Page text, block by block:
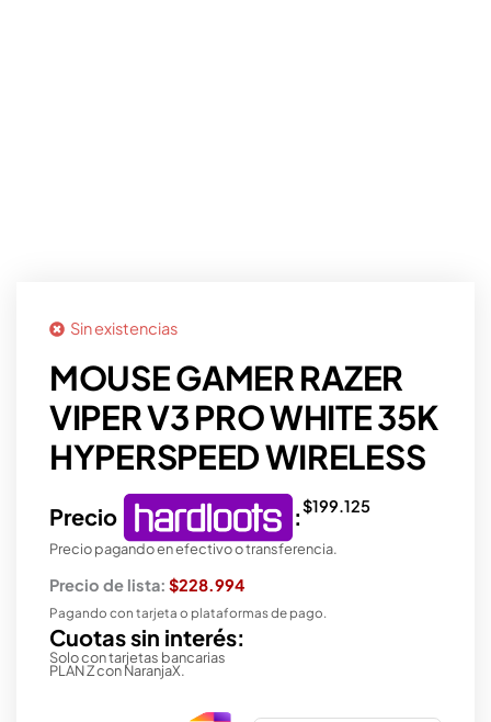
Sin existencias
MOUSE GAMER RAZER
VIPER V3 PRO WHITE 35K
HYPERSPEED WIRELESS
Precio :$199.125
Precio pagando en efectivo o transferencia.
Precio de lista: $228.994
Pagando con tarjeta o plataformas de pago.
Cuotas sin interés:
Solo con tarjetas bancarias
PLAN Z con NaranjaX.